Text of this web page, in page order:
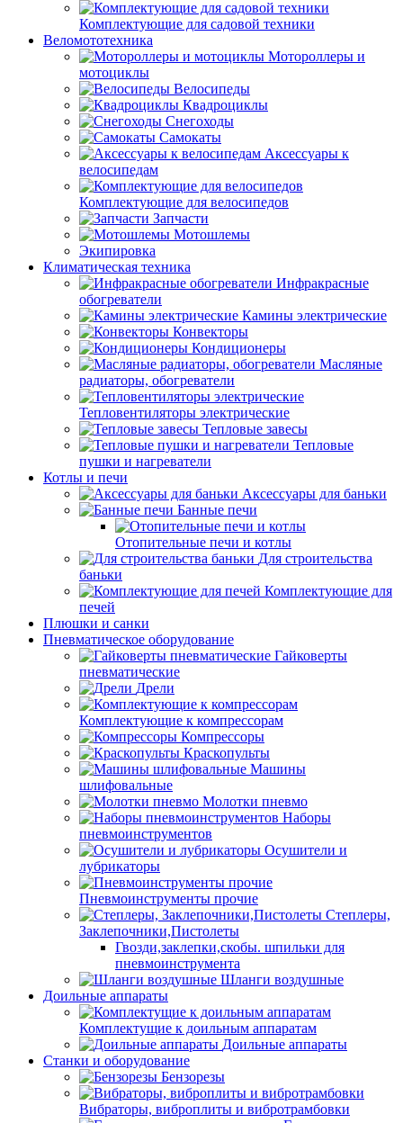
Комплектующие для садовой техники
Веломототехника
Мотороллеры и
мотоциклы
Велосипеды
Квадроциклы
Снегоходы
Самокаты
Аксессуары к
велосипедам
Комплектующие для велосипедов
Запчасти
Мотошлемы
Экипировка
Климатическая техника
Инфракрасные
обогреватели
Камины электрические
Конвекторы
Кондиционеры
Масляные
радиаторы, обогреватели
Тепловентиляторы электрические
Тепловые завесы
Тепловые
пушки и нагреватели
Котлы и печи
Аксессуары для баньки
Банные печи
Отопительные печи и котлы
Для строительства
баньки
Комплектующие для
печей
Плюшки и санки
Пневматическое оборудование
Гайковерты
пневматические
Дрели
Комплектующие к компрессорам
Компрессоры
Краскопульты
Машины
шлифовальные
Молотки пневмо
Наборы
пневмоинструментов
Осушители и
лубрикаторы
Пневмоинструменты прочие
Степлеры,
Заклепочники,Пистолеты
Гвозди,заклепки,скобы. шпильки для
пневмоинструмента
Шланги воздушные
Доильные аппараты
Комплектущие к доильным аппаратам
Доильные аппараты
Станки и оборудование
Бензорезы
Вибраторы, виброплиты и вибротрамбовки